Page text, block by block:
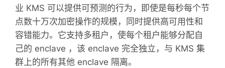
业 KMS 可以提供可预测的行为，即使是每秒每个节
点数十万次加密操作的规模，同时提供高可用性和
容错能力。它支持多租户，使每个租户能够分配自
己的 enclave ，该 enclave 完全独立，与 KMS 集
群上的所有其他 enclave 隔离。